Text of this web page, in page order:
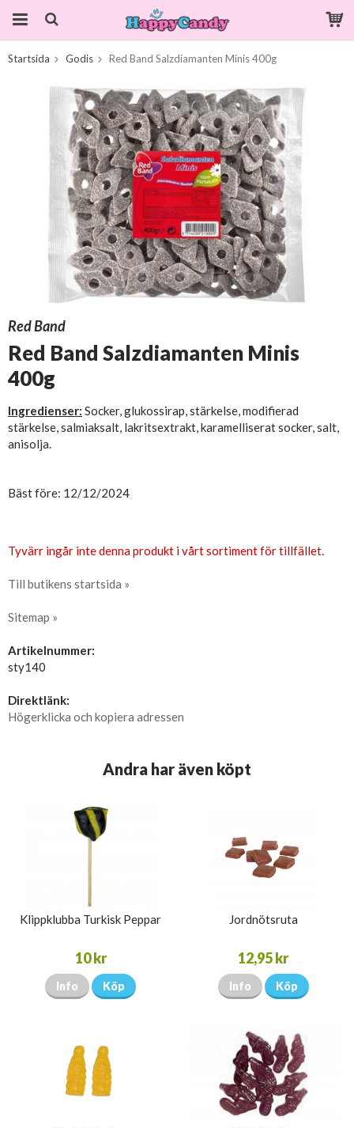
Startsida Godis Red Band Salzdiamanten Minis 400g
Red Band
Red Band Salzdiamanten Minis
400g
Ingredienser: Socker, glukossirap, stärkelse, modifierad
stärkelse, salmiaksalt, lakritsextrakt, karamelliserat socker, salt,
anisolja.
Bäst före: 12/12/2024
Tyvärr ingår inte denna produkt i vårt sortiment för tillfället.
Till butikens startsida »
Sitemap »
Artikelnummer:
sty140
Direktlänk:
Högerklicka och kopiera adressen
Andra har även köpt
Klippklubba Turkisk Peppar
10 kr
Info Köp
Jordnötsruta
12,95 kr
Info Köp